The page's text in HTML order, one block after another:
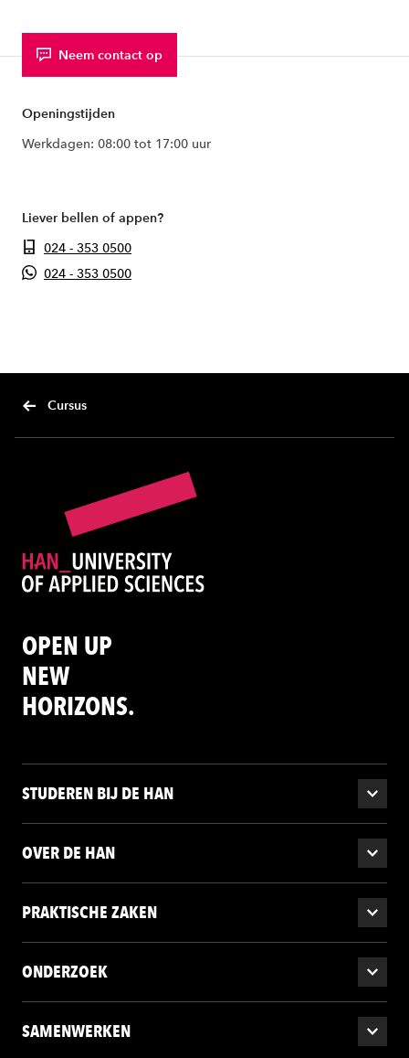
Neem contact op
Openingstijden
Werkdagen: 08:00 tot 17:00 uur
Liever bellen of appen?
024 - 353 0500
024 - 353 0500
Cursus
OPEN UP
NEW
HORIZONS.
STUDEREN BIJ DE HAN
OVER DE HAN
PRAKTISCHE ZAKEN
ONDERZOEK
SAMENWERKEN